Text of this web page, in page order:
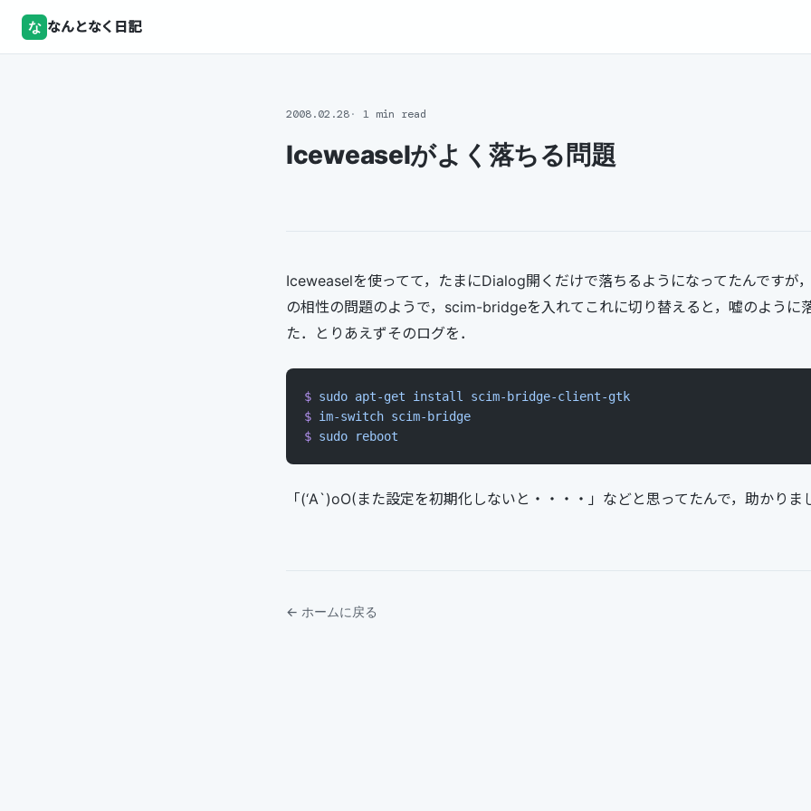
な なんとなく日記
2008.02.28 1 min read
Iceweaselがよく落ちる問題
Iceweaselを使ってて，たまにDialog開くだけで落ちるようになってたんですが
の相性の問題のようで，scim-bridgeを入れてこれに切り替えると，嘘のように
た．とりあえずそのログを．
$ sudo apt-get install
scim-bridge-client-gtk
$ im-switch scim-bridge
$ sudo reboot
「(‘A`)oO(また設定を初期化しないと・・・・」などと思ってたんで，助かりま
← ホームに戻る